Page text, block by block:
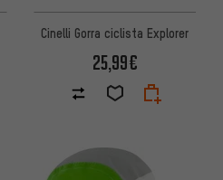
Cinelli Gorra ciclista Explorer
25,99€